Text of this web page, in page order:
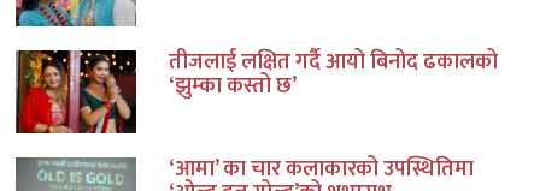
तीजलाई लक्षित गर्दै आयो बिनोद ढकालको
‘झुम्का कस्तो छ’
‘आमा’ का चार कलाकारको उपस्थितिमा